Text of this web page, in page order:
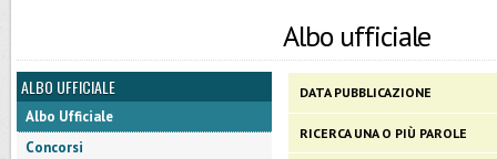
Albo ufficiale
ALBO UFFICIALE
Albo Ufficiale
Concorsi
DATA PUBBLICAZIONE
RICERCA UNA O PIÙ PAROLE